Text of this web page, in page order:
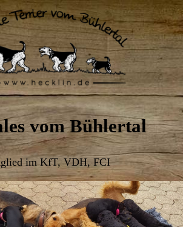
vom Bühlertal
im KfT, VDH, FCI